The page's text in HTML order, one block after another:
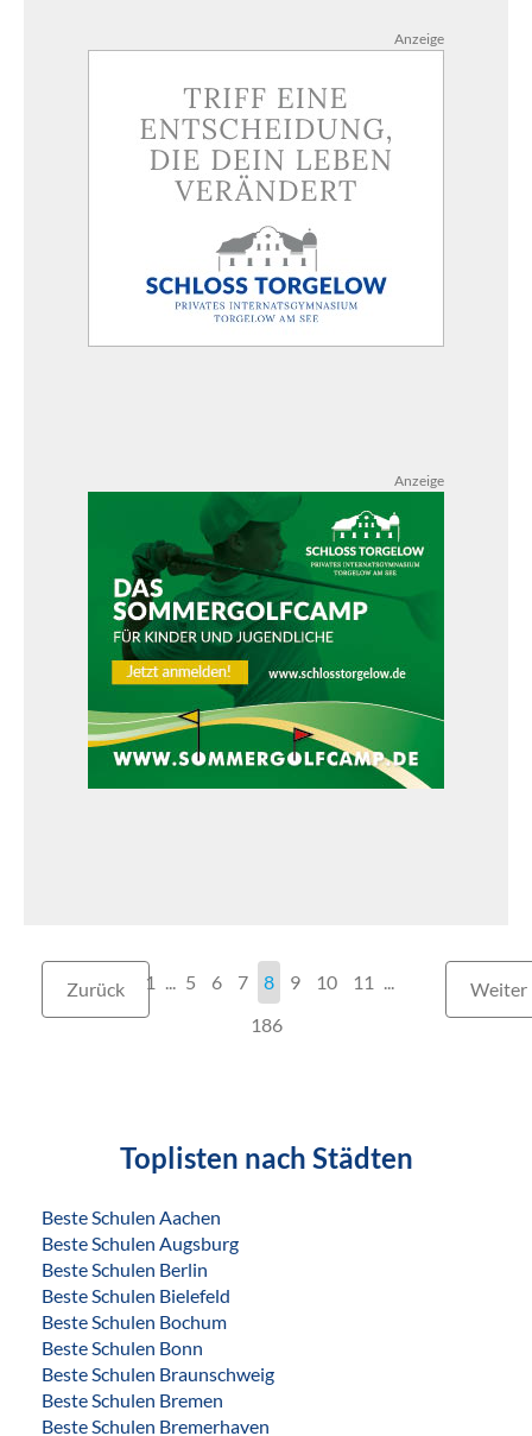
Anzeige
Anzeige
Zurück 1 5 6 7 8 9 10
11
186
Weiter
Toplisten nach Städten
Beste Schulen Aachen
Beste Schulen Augsburg
Beste Schulen Berlin
Beste Schulen Bielefeld
Beste Schulen Bochum
Beste Schulen Bonn
Beste Schulen Braunschweig
Beste Schulen Bremen
Beste Schulen Bremerhaven